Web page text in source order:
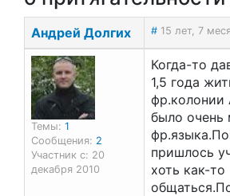
Андрей Долгих # 15 лет, 7
Темы: 1
Сообщения: 2
Участник с: 20
декабря 2010
Когда-то
1,5 года
фр.колонии
было очень
пришлось
хоть как-то